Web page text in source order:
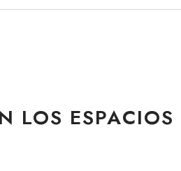
LOS ESPACIOS